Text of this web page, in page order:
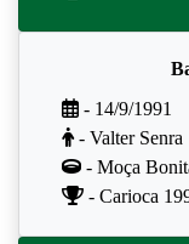
- 14/9/1991
- Valter Senra
- Moça
- Carioca